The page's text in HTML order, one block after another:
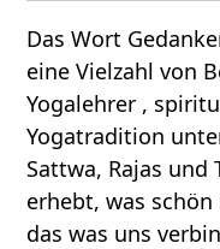
Das Wort
eine Vielzahl von
Yogalehrer ,
Yogatradition
Sattwa, Rajas und
erhebt, was
das was uns